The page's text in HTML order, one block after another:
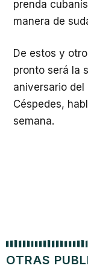
prenda
manera de
De estos y
pronto será la
aniversario
Céspedes,
semana.
OTRAS